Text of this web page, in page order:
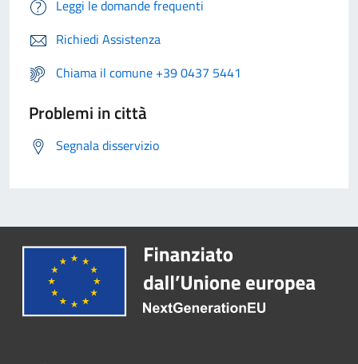
Leggi le domande frequenti
Richiedi Assistenza
Chiama il comune +39 0437 5441
Problemi in città
Segnala disservizio